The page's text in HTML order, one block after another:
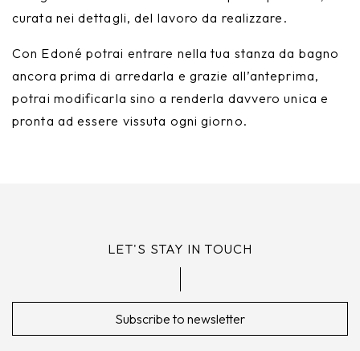
curata nei dettagli, del lavoro da realizzare.
Con Edoné potrai entrare nella tua stanza da bagno
ancora prima di arredarla e grazie all’anteprima,
potrai modificarla sino a renderla davvero unica e
pronta ad essere vissuta ogni giorno.
LET'S STAY IN TOUCH
Subscribe to newsletter